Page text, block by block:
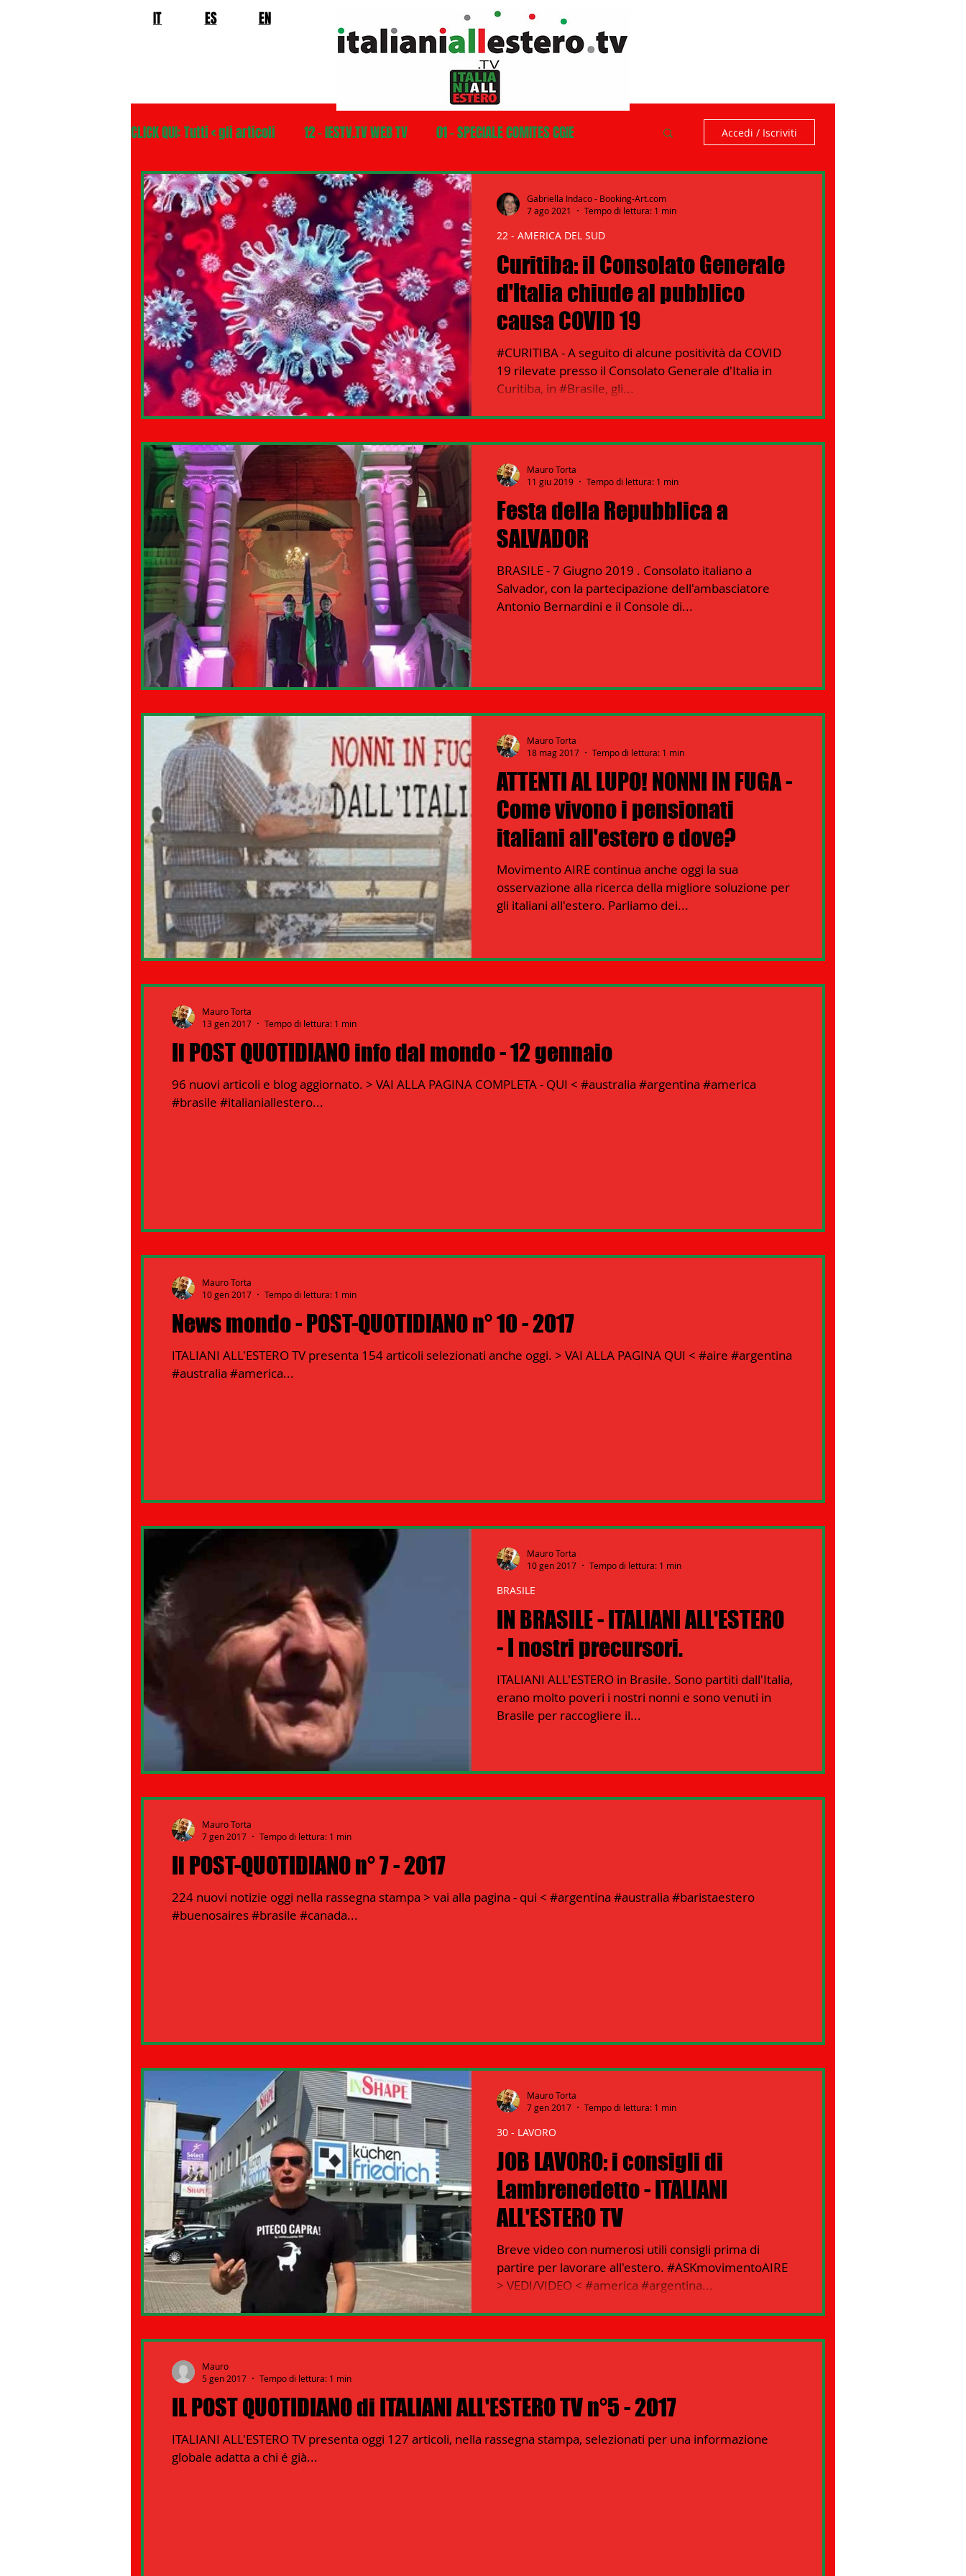
IT ES EN
CLICK QUI: Tutti < gli articoli 12 - IESTV.TV WEB TV 01 - SPECIALE COMITES CGIE
02 - TURISMO DELLE RADICI 03 - ITALIANI ALL'ESTERO 03 bis - Giro del Mondo
04 - ITALIANI ALL'ESTERO Europa 05 - ITALIANI ALL'ESTERO Africa
06 - ITALIANI ALL'ESTERO Asia 07 - ITALIANI ALL'ESTERO Australia
08 - ITALIANI IN OCEANIA 09 - ITALIANI ALL'ESTERO Nord Amer
11 - ITALIANI ALL'ESTERO Sud Amer 13 - ISTITUZIONI 14 - IIC IST. ITALIANO CULTURA
15 - AMBASCIATE CONSOLATI 16 - FARNESINA 17 - ASSOCIAZIONI
18 - MAPPE ITALIANI ALL'ESTERO 19 - EUROPA 20 - AMERICA 21 - AMERICA-CENTRO
22 - AMERICA DEL SUD 23 - AFRICA 24 - ASIA 25 - OCEANIA 26 - POLITICA
28 - PAPPAMONDO.TV 30 - LAVORO 31 - ICE ISTITUTO COMMERCIO ESTERO
Accedi / Iscriviti
Curitiba: il Consolato Generale
d'Italia chiude al pubblico
causa COVID 19
#CURITIBA - A seguito di alcune positività da COVID
19 rilevate presso il Consolato Generale d'Italia in
Curitiba, in #Brasile, gli...
22 - AMERICA DEL SUD
Gabriella Indaco - Booking-Art.com
7 ago 2021
Tempo di lettura: 1 min
Festa della Repubblica a
SALVADOR
BRASILE - 7 Giugno 2019 . Consolato italiano a
Salvador, con la partecipazione dell'ambasciatore
Antonio Bernardini e il Console di...
Mauro Torta
11 giu 2019
Tempo di lettura: 1 min
ATTENTI AL LUPO! NONNI IN FUGA -
Come vivono i pensionati
italiani all'estero e dove?
Movimento AIRE continua anche oggi la sua
osservazione alla ricerca della migliore soluzione per
gli italiani all'estero. Parliamo dei...
Mauro Torta
18 mag 2017
Tempo di lettura: 1 min
Il POST QUOTIDIANO info dal mondo - 12 gennaio
96 nuovi articoli e blog aggiornato. > VAI ALLA PAGINA COMPLETA - QUI < #australia #argentina #america
#brasile #italianiallestero...
Mauro Torta
13 gen 2017
Tempo di lettura: 1 min
News mondo - POST-QUOTIDIANO n° 10 - 2017
ITALIANI ALL'ESTERO TV presenta 154 articoli selezionati anche oggi. > VAI ALLA PAGINA QUI < #aire #argentina
#australia #america...
Mauro Torta
10 gen 2017
Tempo di lettura: 1 min
IN BRASILE - ITALIANI ALL'ESTERO
- I nostri precursori.
ITALIANI ALL'ESTERO in Brasile. Sono partiti dall'Italia,
erano molto poveri i nostri nonni e sono venuti in
Brasile per raccogliere il...
BRASILE
Mauro Torta
10 gen 2017
Tempo di lettura: 1 min
Il POST-QUOTIDIANO n° 7 - 2017
224 nuovi notizie oggi nella rassegna stampa > vai alla pagina - qui < #argentina #australia #baristaestero
#buenosaires #brasile #canada...
Mauro Torta
7 gen 2017
Tempo di lettura: 1 min
JOB LAVORO: i consigli di
Lambrenedetto - ITALIANI
ALL'ESTERO TV
Breve video con numerosi utili consigli prima di
partire per lavorare all'estero. #ASKmovimentoAIRE
> VEDI/VIDEO < #america #argentina...
30 - LAVORO
Mauro Torta
7 gen 2017
Tempo di lettura: 1 min
IL POST QUOTIDIANO di ITALIANI ALL'ESTERO TV n°5 - 2017
ITALIANI ALL'ESTERO TV presenta oggi 127 articoli, nella rassegna stampa, selezionati per una informazione
globale adatta a chi é già...
Mauro
5 gen 2017
Tempo di lettura: 1 min